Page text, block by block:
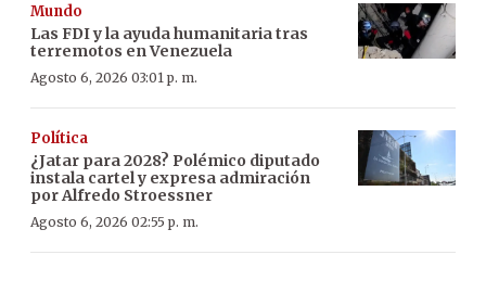
Mundo
Las FDI y la ayuda humanitaria tras
terremotos en Venezuela
Agosto 6, 2026 03:01 p. m.
Política
¿Jatar para 2028? Polémico diputado
instala cartel y expresa admiración
por Alfredo Stroessner
Agosto 6, 2026 02:55 p. m.